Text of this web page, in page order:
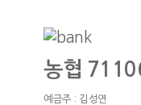
농협
예금주 : 김성연